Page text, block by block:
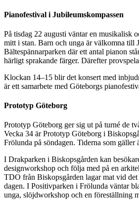
Pianofestival i Jubileumskompassen
På tisdag 22 augusti väntar en musikalisk
mitt i stan. Barn och unga är välkomna till
Bältespännarparken där ett antal pianon
härligt sprakande färger. Därefter
Klockan 14–15 blir det konsert med
är ett samarbete med Göteborgs
Prototyp Göteborg
Prototyp Göteborg ger sig ut på turné de
Vecka 34 är Prototyp Göteborg i
Frölunda på söndagen. Tiderna som gäller
I Drakparken i Biskopsgården kan
designworkshop och följa med på en
TDO från Biskopsgården lagar mat vid
dagen. I Positivparken i Frölunda väntar
unga, slöjdworkshop och en föreställning